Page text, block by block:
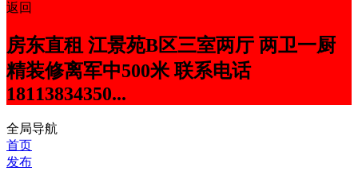
返回
房东直租 江景苑B区三室两厅 两卫一厨
精装修离军中500米 联系电话
18113834350...
全局导航
首页
发布